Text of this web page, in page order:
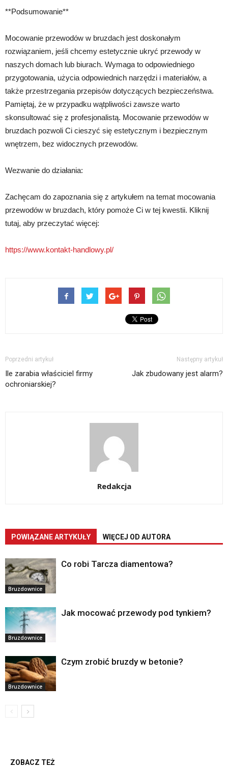
**Podsumowanie**
Mocowanie przewodów w bruzdach jest doskonałym
rozwiązaniem, jeśli chcemy estetycznie ukryć przewody w
naszych domach lub biurach. Wymaga to odpowiedniego
przygotowania, użycia odpowiednich narzędzi i materiałów, a
także przestrzegania przepisów dotyczących bezpieczeństwa.
Pamiętaj, że w przypadku wątpliwości zawsze warto
skonsultować się z profesjonalistą. Mocowanie przewodów w
bruzdach pozwoli Ci cieszyć się estetycznym i bezpiecznym
wnętrzem, bez widocznych przewodów.
Wezwanie do działania:
Zachęcam do zapoznania się z artykułem na temat mocowania
przewodów w bruzdach, który pomoże Ci w tej kwestii. Kliknij
tutaj, aby przeczytać więcej:
https://www.kontakt-handlowy.pl/
Poprzedni artykuł
Ile zarabia właściciel firmy
ochroniarskiej?
Następny artykuł
Jak zbudowany jest alarm?
Redakcja
POWIĄZANE ARTYKUŁY WIĘCEJ OD AUTORA
Bruzdownice
Co robi Tarcza diamentowa?
Bruzdownice
Jak mocować przewody pod tynkiem?
Bruzdownice
Czym zrobić bruzdy w betonie?
ZOBACZ TEŻ